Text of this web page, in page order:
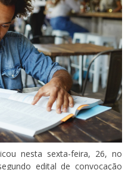
nesta sexta-feira, 26, no
edital de convocação